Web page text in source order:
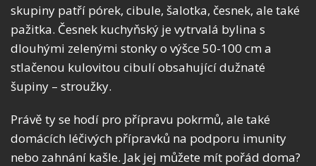
skupiny patří pórek, cibule, šalotka, česnek, ale také
pažitka. Česnek kuchyňský je vytrvalá bylina s
dlouhými zelenými stonky o výšce 50-100 cm a
stlačenou kulovitou cibulí obsahující dužnaté
šupiny – stroužky.
Právě ty se hodí pro přípravu pokrmů, ale také
domácích léčivých přípravků na podporu imunity
nebo zahnání kašle. Jak jej můžete mít pořád doma?